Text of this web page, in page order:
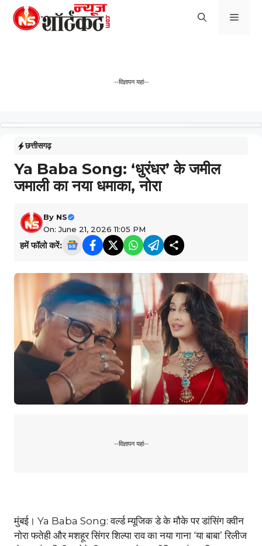
Skip
--विज्ञापन यहां--
छत्तीसगढ़
Ya Baba Song: ‘धुरंधर’ के जमील
जमाली का नया धमाका, नोरा
By NS
On: June 21, 2026 11:05 PM
हमें फॉलो करें:
--विज्ञापन यहां--
मुंबई। Ya Baba Song: वर्ल्ड म्यूजिक डे के मौके पर डांसिंग क्वीन
नोरा फतेही और मशहूर सिंगर शिल्पा राव का नया गाना ‘या बाबा’ रिलीज